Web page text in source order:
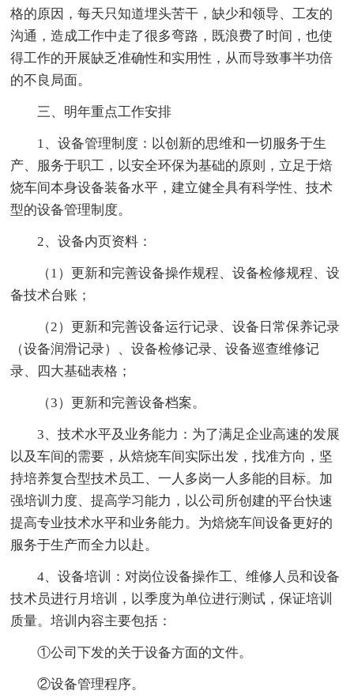
格的原因，每天只知道埋头苦干，缺少和领导、工友的
沟通，造成工作中走了很多弯路，既浪费了时间，也使
得工作的开展缺乏准确性和实用性，从而导致事半功倍
的不良局面。
三、明年重点工作安排
1、设备管理制度：以创新的思维和一切服务于生
产、服务于职工，以安全环保为基础的原则，立足于焙
烧车间本身设备装备水平，建立健全具有科学性、技术
型的设备管理制度。
2、设备内页资料：
（1）更新和完善设备操作规程、设备检修规程、设
备技术台账；
（2）更新和完善设备运行记录、设备日常保养记录
（设备润滑记录）、设备检修记录、设备巡查维修记
录、四大基础表格；
（3）更新和完善设备档案。
3、技术水平及业务能力：为了满足企业高速的发展
以及车间的需要，从焙烧车间实际出发，找准方向，坚
持培养复合型技术员工、一人多岗一人多能的目标。加
强培训力度、提高学习能力，以公司所创建的平台快速
提高专业技术水平和业务能力。为焙烧车间设备更好的
服务于生产而全力以赴。
4、设备培训：对岗位设备操作工、维修人员和设备
技术员进行月培训，以季度为单位进行测试，保证培训
质量。培训内容主要包括：
①公司下发的关于设备方面的文件。
②设备管理程序。